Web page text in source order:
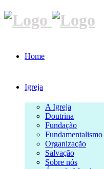
Home
Igreja
A Igreja
Doutrina
Fundação
Fundamentalismo
Organização
Salvação
Sobre nós